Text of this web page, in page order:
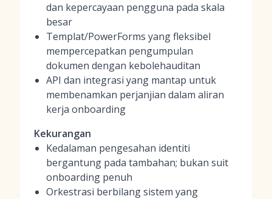
dan kepercayaan pengguna pada skala
besar
Templat/PowerForms yang fleksibel
mempercepatkan pengumpulan
dokumen dengan kebolehauditan
API dan integrasi yang mantap untuk
membenamkan perjanjian dalam aliran
kerja onboarding
Kekurangan
Kedalaman pengesahan identiti
bergantung pada tambahan; bukan suit
onboarding penuh
Orkestrasi berbilang sistem yang